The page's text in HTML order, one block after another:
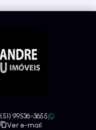
(51) 99536-3655
Ver e-mail